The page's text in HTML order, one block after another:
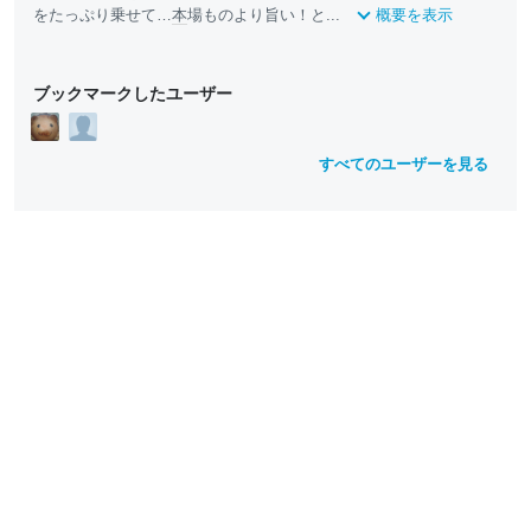
をたっぷり乗せて…本場ものより旨い！と... 概要を表示
ブックマークしたユーザー
すべてのユーザーを見る